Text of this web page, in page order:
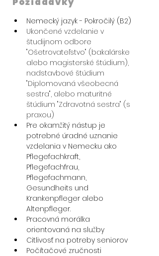
Nemecký jazyk - Pokročilý (B2)
Ukončené vzdelanie v
študijnom odbore
"Ošetrovateľstvo" (bakalárske
alebo magisterské štúdium),
nadstavbové štúdium
"Diplomovaná všeobecná
sestra", alebo maturitné
štúdium "Zdravotná sestra" (s
praxou)
Pre okamžitý nástup je
potrebné úradné uznanie
vzdelania v Nemecku ako
Pflegefachkraft,
Pflegefachfrau,
Pflegefachmann,
Gesundheits und
Krankenpfleger alebo
Altenpfleger.
Pracovná morálka
orientovaná na služby
Citlivosť na potreby seniorov
Počítačové zručnosti